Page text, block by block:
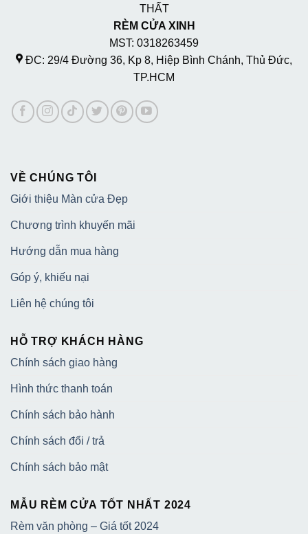
THẤT
RÈM CỬA XINH
MST: 0318263459
ĐC: 29/4 Đường 36, Kp 8, Hiệp Bình Chánh, Thủ Đức,
TP.HCM
VỀ CHÚNG TÔI
Giới thiệu Màn cửa Đẹp
Chương trình khuyến mãi
Hướng dẫn mua hàng
Góp ý, khiếu nại
Liên hệ chúng tôi
HỖ TRỢ KHÁCH HÀNG
Chính sách giao hàng
Hình thức thanh toán
Chính sách bảo hành
Chính sách đổi / trả
Chính sách bảo mật
MẪU RÈM CỬA TỐT NHẤT 2024
Rèm văn phòng – Giá tốt 2024